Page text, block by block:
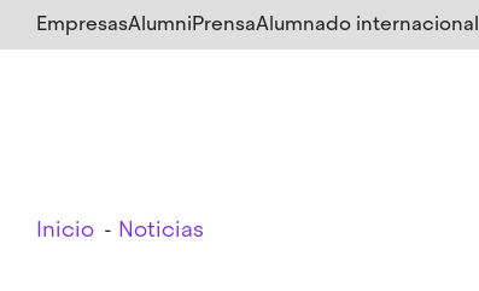
Salta
al
EmpresasAlumniPrensaAlumnado internacional
Breadcrumb
Inicio Noticias